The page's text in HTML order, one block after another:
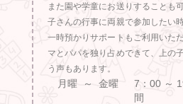
また園や学童にお送りすることも
子さんの行事に両親で参加したい
一時預かりサポートもご利用いた
マとパパを独り占めできて、上の
う声もあります。
月曜 ～ 金曜
7：00 ～
間